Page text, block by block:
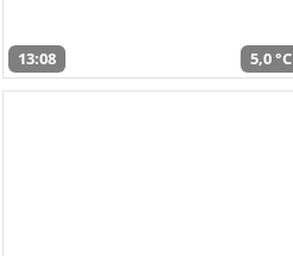
13:08 5,0 °C